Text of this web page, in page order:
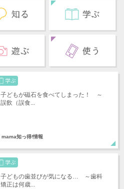
子どもが磁石を食べてしまった！ ～
誤飲（誤食...
mama知っ得!情報
子どもの歯並びが気になる… ～歯科
矯正は何歳...